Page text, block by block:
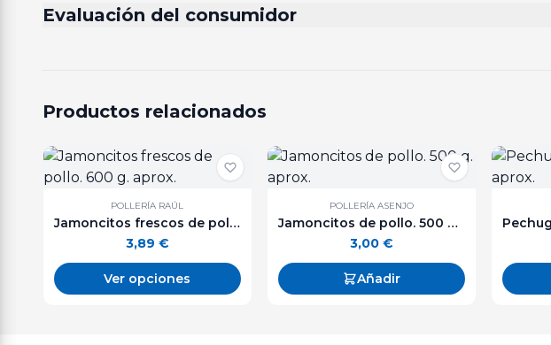
Evaluación del consumidor
Productos relacionados
POLLERÍA RAÚL
Jamoncitos frescos de pollo. 600 g. aprox.
3,89 €
Ver opciones
POLLERÍA ASENJO
Jamoncitos de pollo. 500 g. aprox.
3,00 €
Añadir